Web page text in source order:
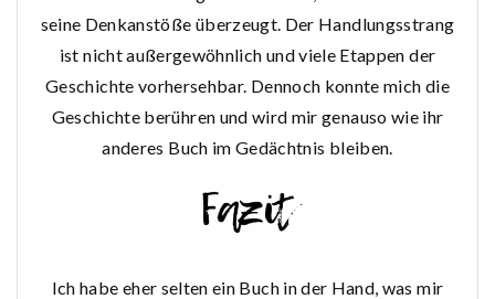
seine Denkanstöße überzeugt. Der Handlungsstrang
ist nicht außergewöhnlich und viele Etappen der
Geschichte vorhersehbar. Dennoch konnte mich die
Geschichte berühren und wird mir genauso wie ihr
anderes Buch im Gedächtnis bleiben.
Ich habe eher selten ein Buch in der Hand, was mir